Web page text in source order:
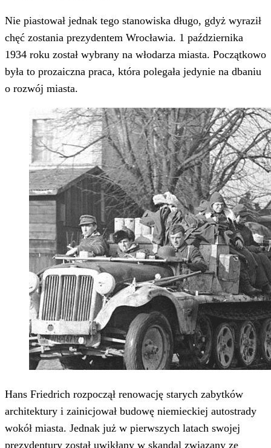
Nie piastował jednak tego stanowiska długo, gdyż wyraził
chęć zostania prezydentem Wrocławia. 1 października
1934 roku został wybrany na włodarza miasta. Początkowo
była to prozaiczna praca, która polegała jedynie na dbaniu
o rozwój miasta.
Hans Friedrich rozpoczął renowację starych zabytków
architektury i zainicjował budowę niemieckiej autostrady
wokół miasta. Jednak już w pierwszych latach swojej
prezydentury został uwikłany w skandal związany ze